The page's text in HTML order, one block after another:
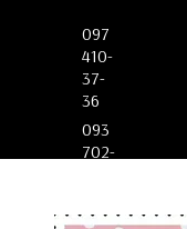
097
410-
37-
36
093
702-